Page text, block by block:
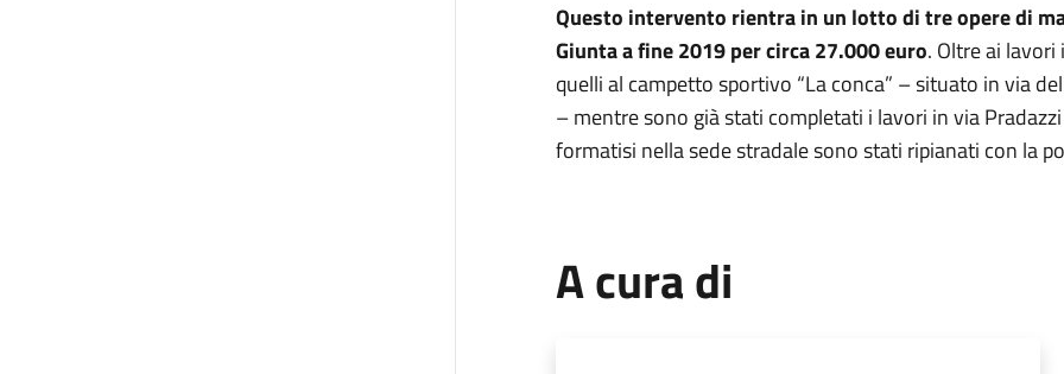
Questo intervento rientra in un lotto di tre opere di
Giunta a fine 2019 per circa 27.000 euro. Oltre ai
quelli al campetto sportivo “La conca” – situato in via
– mentre sono già stati completati i lavori in via
formatisi nella sede stradale sono stati ripianati con la
A cura di